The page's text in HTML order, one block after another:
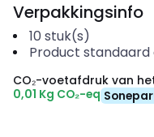
Verpakkingsinfo
10 stuk(s)
Product
CO₂-voetafdruk van
0,01 Kg CO₂-eq